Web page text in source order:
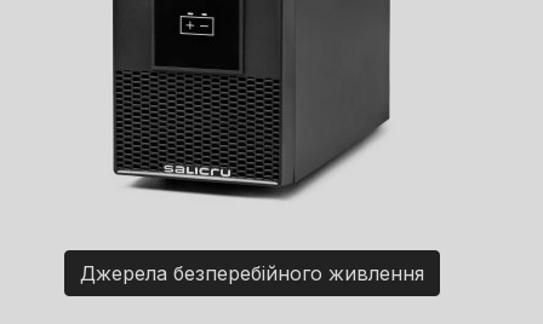
Джерела безперебійного живлення